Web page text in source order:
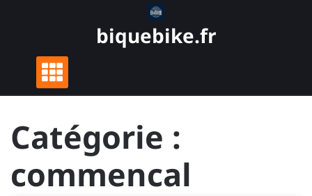
biquebike.fr
Catégorie :
commencal